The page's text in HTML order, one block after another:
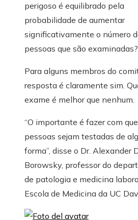
perigoso é equilibrado pela
probabilidade de aumentar
significativamente o número
pessoas que são examinadas?
Para alguns membros do
resposta é claramente sim.
exame é melhor que nenhum.
“O importante é fazer com
pessoas sejam testadas de
forma”, disse o Dr. Alexander
Borowsky, professor do
de patologia e medicina
Escola de Medicina da UC